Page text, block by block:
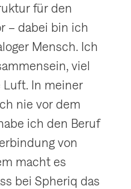
für den
– dabei bin ich
Mensch. Ich
viel
Luft. In meiner
nie vor dem
ich den Beruf
von
macht es
bei Spheriq das